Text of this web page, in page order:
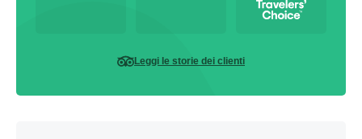
Leggi le storie dei clienti